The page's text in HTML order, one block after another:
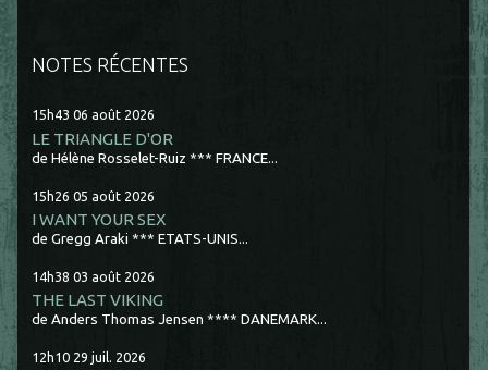
NOTES RÉCENTES
15h43 06 août 2026
LE TRIANGLE D'OR
de Hélène Rosselet-Ruiz *** FRANCE...
15h26 05 août 2026
I WANT YOUR SEX
de Gregg Araki *** ETATS-UNIS...
14h38 03 août 2026
THE LAST VIKING
de Anders Thomas Jensen **** DANEMARK...
12h10 29 juil. 2026